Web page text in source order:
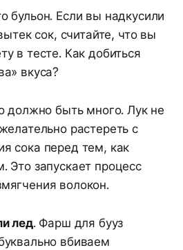
бульон. Если вы надкусили
сок, считайте, что вы
в тесте. Как добиться
вкуса?
должно быть много. Лук не
растереть с
сока перед тем, как
Это запускает процесс
волокон.
лед. Фарш для бууз
вбиваем